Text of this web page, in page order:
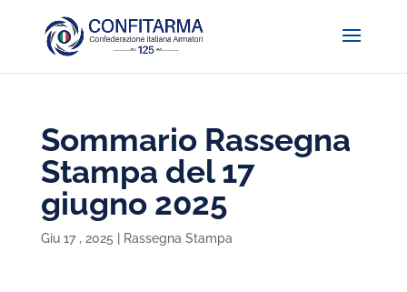
Sommario Rassegna
Stampa del 17
giugno 2025
Giu 17 , 2025 Rassegna Stampa